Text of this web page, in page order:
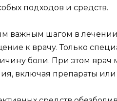
подходов и средств.
важным шагом в
к врачу. Только
боли. При этом врач
включая препараты